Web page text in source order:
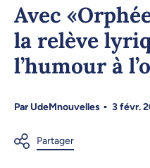
Avec
la relève
l’humour à
ParUdeMnouvelles 3 févr.